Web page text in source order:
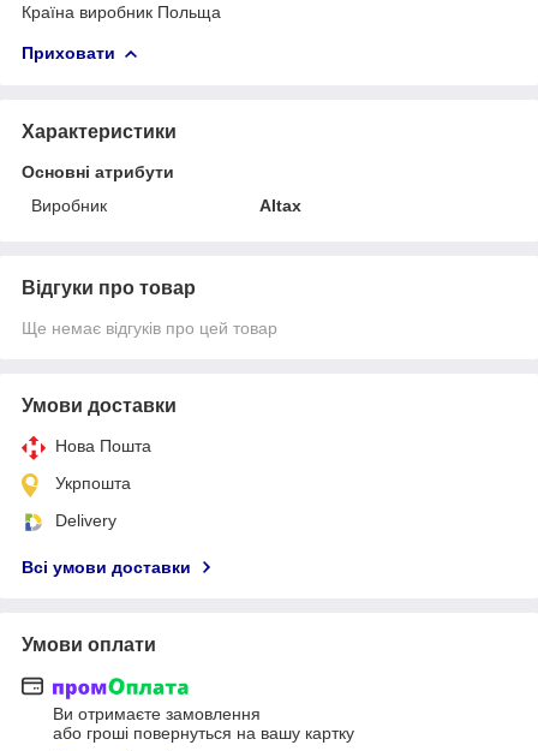
Країна виробник Польща
Приховати
Характеристики
Основні атрибути
Виробник
Altax
Відгуки про товар
Ще немає відгуків про цей товар
Умови доставки
Нова Пошта
Укрпошта
Delivery
Всі умови доставки
Умови оплати
Ви отримаєте замовлення
або гроші повернуться на вашу картку